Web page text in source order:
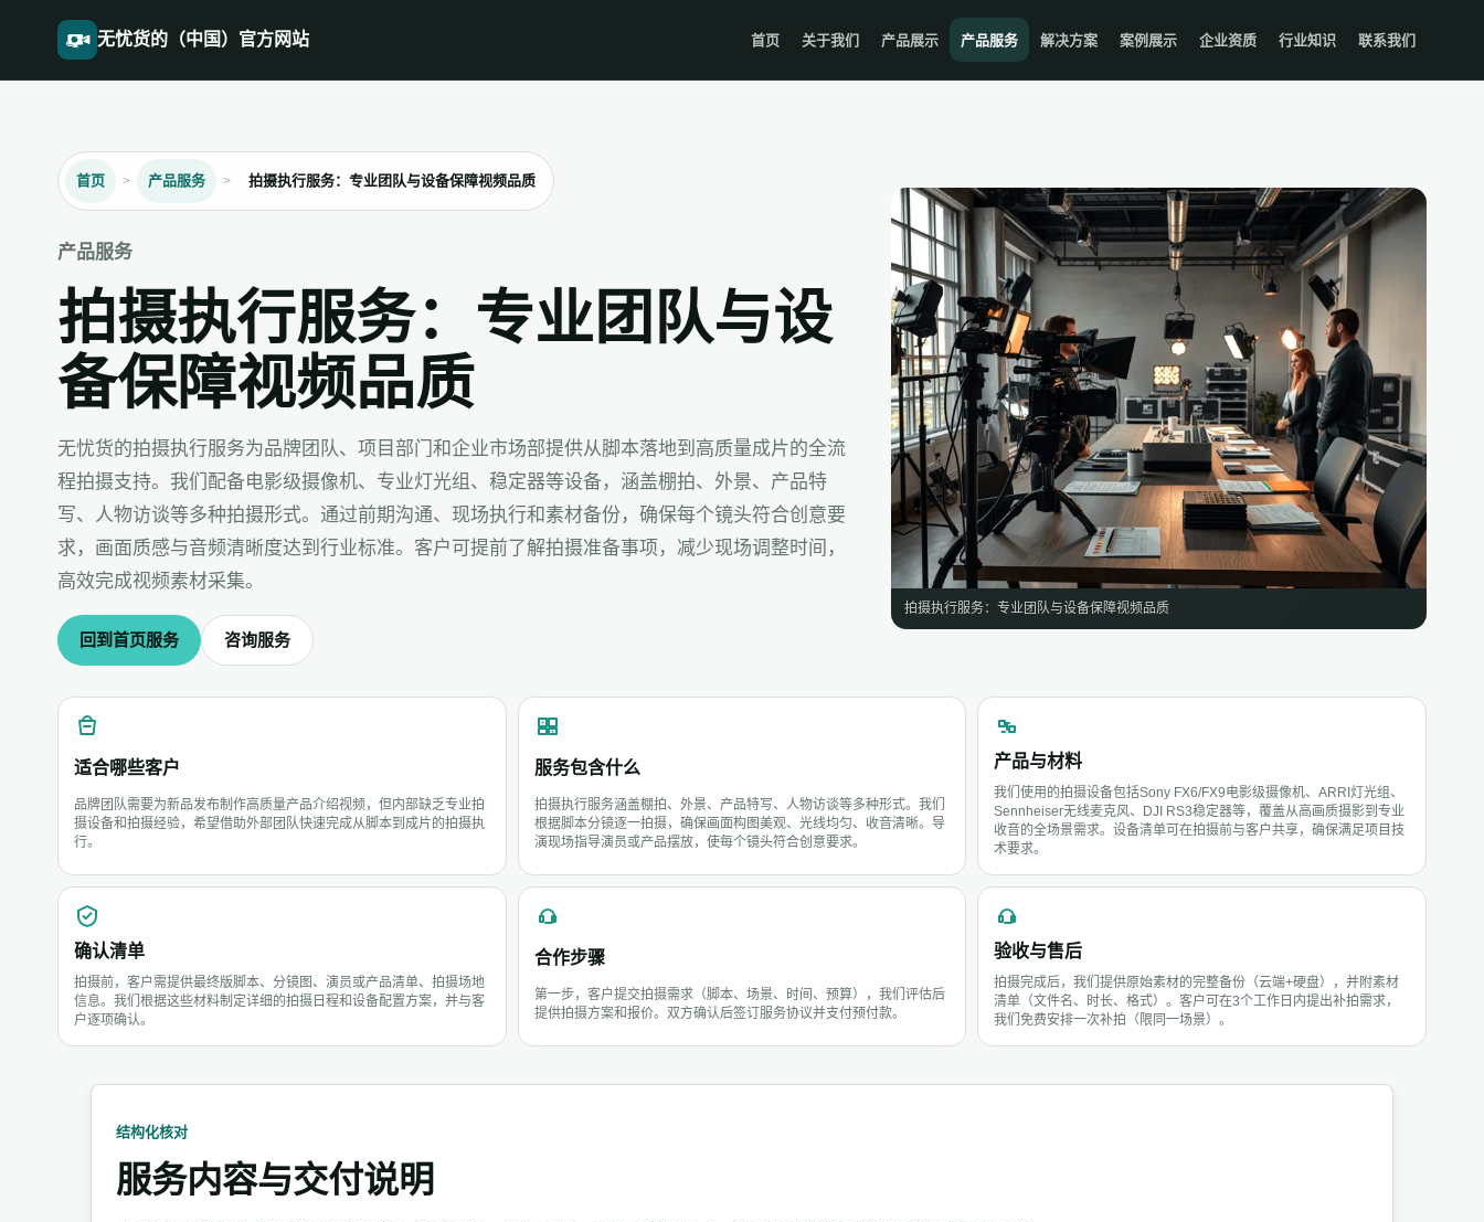
无忧货的（中国）官方网站 首页 关于我们 产品展示 产品服务 解决方案 案例展示 企业资质 行业知识 联系我们
首页 产品服务 拍摄执行服务：专业团队与设备保障视频品质
产品服务
拍摄执行服务：专业团队与设
备保障视频品质
无忧货的拍摄执行服务为品牌团队、项目部门和企业市场部提供从脚本落地到高质量成片的全流
程拍摄支持。我们配备电影级摄像机、专业灯光组、稳定器等设备，涵盖棚拍、外景、产品特
写、人物访谈等多种拍摄形式。通过前期沟通、现场执行和素材备份，确保每个镜头符合创意要
求，画面质感与音频清晰度达到行业标准。客户可提前了解拍摄准备事项，减少现场调整时间，
高效完成视频素材采集。
回到首页服务 咨询服务
拍摄执行服务：专业团队与设备保障视频品质
适合哪些客户
品牌团队需要为新品发布制作高质量产品介绍视频，但内部缺乏专业拍
摄设备和拍摄经验，希望借助外部团队快速完成从脚本到成片的拍摄执
行。
服务包含什么
拍摄执行服务涵盖棚拍、外景、产品特写、人物访谈等多种形式。我们
根据脚本分镜逐一拍摄，确保画面构图美观、光线均匀、收音清晰。导
演现场指导演员或产品摆放，使每个镜头符合创意要求。
产品与材料
我们使用的拍摄设备包括Sony FX6/FX9电影级摄像机、ARRI灯光组、
Sennheiser无线麦克风、DJI RS3稳定器等，覆盖从高画质摄影到专业
收音的全场景需求。设备清单可在拍摄前与客户共享，确保满足项目技
术要求。
确认清单
拍摄前，客户需提供最终版脚本、分镜图、演员或产品清单、拍摄场地
信息。我们根据这些材料制定详细的拍摄日程和设备配置方案，并与客
户逐项确认。
合作步骤
第一步，客户提交拍摄需求（脚本、场景、时间、预算），我们评估后
提供拍摄方案和报价。双方确认后签订服务协议并支付预付款。
验收与售后
拍摄完成后，我们提供原始素材的完整备份（云端+硬盘），并附素材
清单（文件名、时长、格式）。客户可在3个工作日内提出补拍需求，
我们免费安排一次补拍（限同一场景）。
结构化核对
服务内容与交付说明